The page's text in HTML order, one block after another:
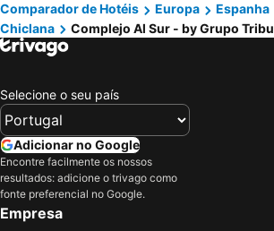
Comparador de Hotéis
Europa Espanha
Chiclana
Complejo Al Sur - by Grupo Tribu
Selecione o seu país
Adicionar no Google
Encontre facilmente os nossos
resultados: adicione o trivago como
fonte preferencial no Google.
Empresa